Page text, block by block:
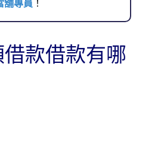
舖專員 ！
款借款有哪